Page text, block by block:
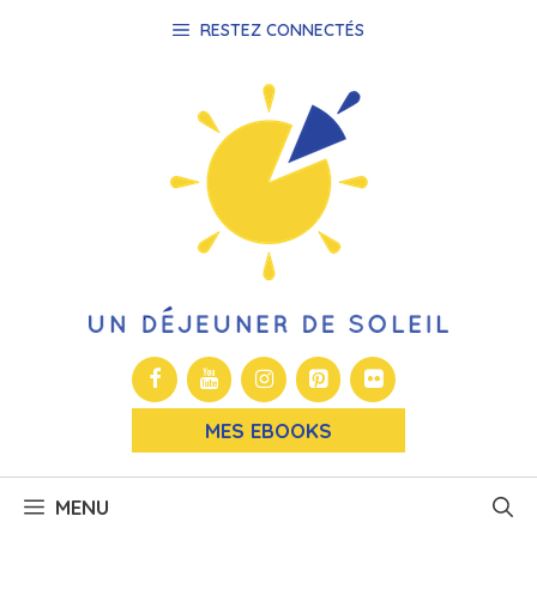
RESTEZ CONNECTÉS
MES EBOOKS
MENU